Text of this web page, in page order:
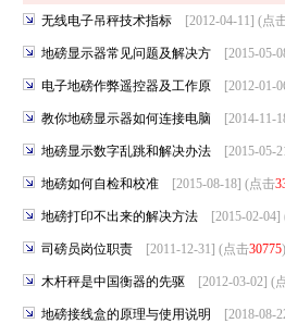
无线电子吊秤技术指标 [2012-04-11] (点
地磅显示器常见问题及解决方 [2015-05-
电子地磅作弊遥控器及工作原 [2012-01-
教你地磅显示器如何连接电脑 [2014-11-
地磅显示数字乱跳和解决办法 [2015-05-
地磅如何自检和校准 [2015-08-18] (点击
地磅打印不出来的解决方法 [2015-02-04]
司磅员岗位职责 [2011-12-31] (点击30775)
木杆秤是中国衡器的先驱 [2012-03-02] (
地磅接线盒的原理与使用说明 [2018-08-